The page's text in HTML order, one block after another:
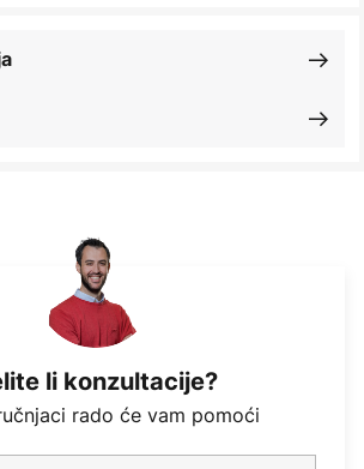
li konzultacije?
rado će vam pomoći